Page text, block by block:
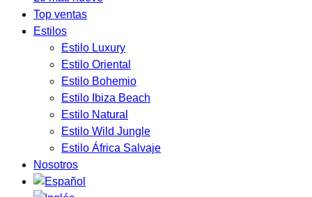
Top ventas
Estilos
Estilo Luxury
Estilo Oriental
Estilo Bohemio
Estilo Ibiza Beach
Estilo Natural
Estilo Wild Jungle
Estilo África Salvaje
Nosotros